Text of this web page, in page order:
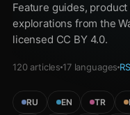
Feature guides,
explorations from the
licensed CC BY 4.0.
120articles 17languages
RU EN TR